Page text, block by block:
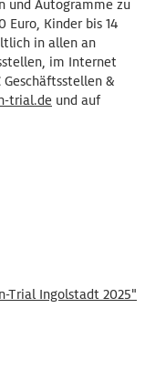
und Autogramme zu
Euro, Kinder bis 14
in allen an
im Internet
Geschäftsstellen &
trial.de und auf
Trial Ingolstadt 2025"